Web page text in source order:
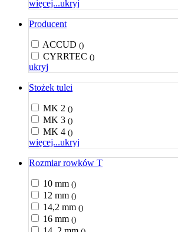
więcej...ukryj
Producent
ACCUD ()
CYRRTEC ()
ukryj
Stożek tulei
MK 2 ()
MK 3 ()
MK 4 ()
więcej...ukryj
Rozmiar rowków T
10 mm ()
12 mm ()
14,2 mm ()
16 mm ()